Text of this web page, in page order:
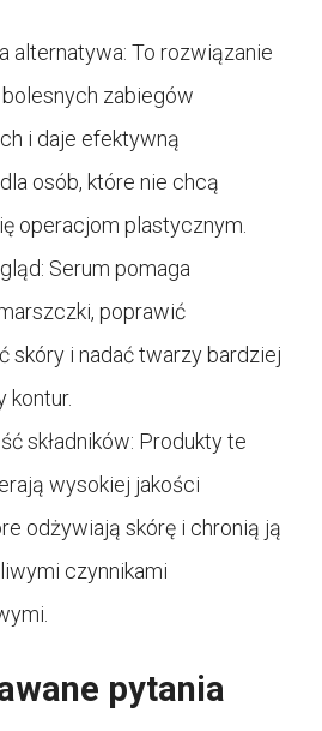
alternatywa: To rozwiązanie
zabiegów
i daje efektywną
osób, które nie chcą
operacjom plastycznym.
Serum pomaga
poprawić
skóry i nadać twarzy bardziej
kontur.
składników: Produkty te
wysokiej jakości
odżywiają skórę i chronią ją
czynnikami
pytania